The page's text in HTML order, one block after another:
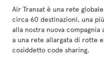
Air Transat è una rete
circa 60 destinazioni, una
alla nostra nuova
a una rete allargata di rotte
cosiddetto code sharing.